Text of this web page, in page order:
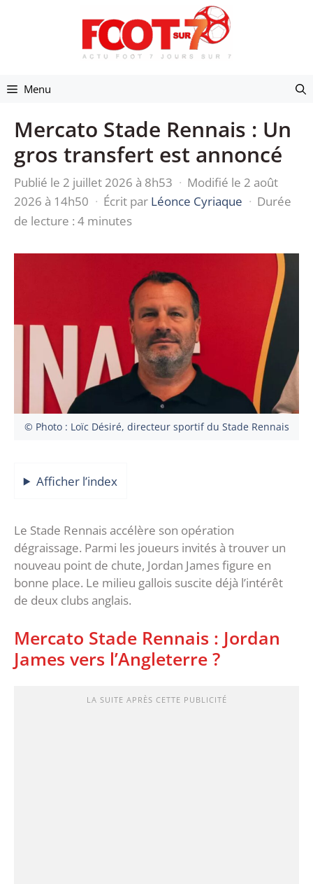
Menu
Mercato Stade Rennais : Un
gros transfert est annoncé
Publié le 2 juillet 2026 à 8h53 · Modifié le 2 août
2026 à 14h50 · Écrit par Léonce Cyriaque · Durée
de lecture : 4 minutes
© Photo : Loïc Désiré, directeur sportif du Stade Rennais
Afficher l’index
Le Stade Rennais accélère son opération
dégraissage. Parmi les joueurs invités à trouver un
nouveau point de chute, Jordan James figure en
bonne place. Le milieu gallois suscite déjà l’intérêt
de deux clubs anglais.
Mercato Stade Rennais : Jordan
James vers l’Angleterre ?
LA SUITE APRÈS CETTE PUBLICITÉ